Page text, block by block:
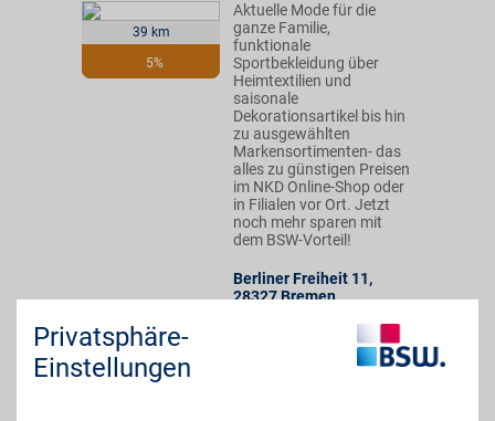
39 km
5%
Aktuelle Mode für die
ganze Familie,
funktionale
Sportbekleidung über
Heimtextilien und
saisonale
Dekorationsartikel bis hin
zu ausgewählten
Markensortimenten- das
alles zu günstigen Preisen
im NKD Online-Shop oder
in Filialen vor Ort. Jetzt
noch mehr sparen mit
dem BSW-Vorteil!
Berliner Freiheit 11,
28327Bremen
Zum Partnerprofil
Privatsphäre-
Einstellungen